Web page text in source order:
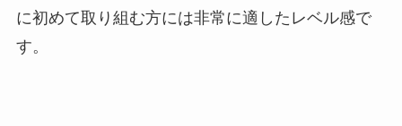
に初めて取り組む方には非常に適したレベル感で
す。